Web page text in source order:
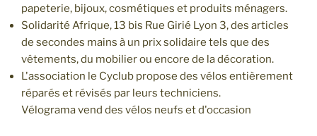
papeterie, bijoux, cosmétiques et produits ménagers.
Solidarité Afrique, 13 bis Rue Girié Lyon 3, des articles
de secondes mains à un prix solidaire tels que des
vêtements, du mobilier ou encore de la décoration.
L'association le Cyclub propose des vélos entièrement
réparés et révisés par leurs techniciens.
Vélograma vend des vélos neufs et d'occasion